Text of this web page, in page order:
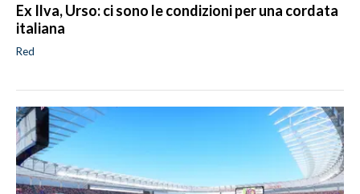
Ex Ilva, Urso: ci sono le condizioni per una cordata
italiana
Red